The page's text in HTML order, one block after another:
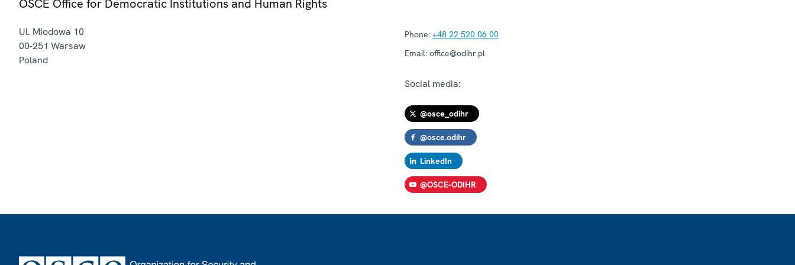
OSCE Office for Democratic Institutions and Human Rights
Ul. Miodowa 10
00-251 Warsaw
Poland
Phone: +48 22 520 06 00
Email: office@odihr.pl
Social media:
@osce_odihr
@osce.odihr
LinkedIn
@OSCE-ODIHR